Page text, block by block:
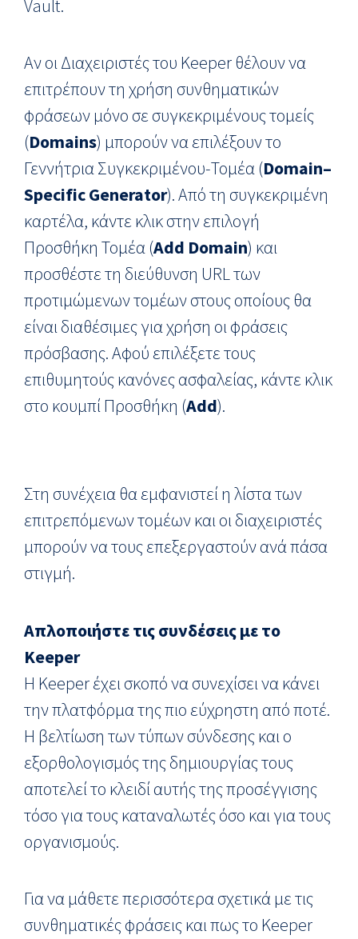
Vault.
Αν οι Διαχειριστές του Keeper θέλουν να
επιτρέπουν τη χρήση συνθηματικών
φράσεων μόνο σε συγκεκριμένους τομείς
(Domains) μπορούν να επιλέξουν το
Γεννήτρια Συγκεκριμένου-Τομέα (Domain–
SpecificGenerator). Από τη συγκεκριμένη
καρτέλα, κάντε κλικ στην επιλογή
Προσθήκη Τομέα (Add Domain) και
προσθέστε τη διεύθυνση URL των
προτιμώμενων τομέων στους οποίους θα
είναι διαθέσιμες για χρήση οι φράσεις
πρόσβασης. Αφού επιλέξετε τους
επιθυμητούς κανόνες ασφαλείας, κάντε κλικ
στο κουμπί Προσθήκη (Add).
Στη συνέχεια θα εμφανιστεί η λίστα των
επιτρεπόμενων τομέων και οι διαχειριστές
μπορούν να τους επεξεργαστούν ανά πάσα
στιγμή.
Απλοποιήστε τις συνδέσεις με το
Keeper
Η Keeper έχει σκοπό να συνεχίσει να κάνει
την πλατφόρμα της πιο εύχρηστη από ποτέ.
Η βελτίωση των τύπων σύνδεσης και ο
εξορθολογισμός της δημιουργίας τους
αποτελεί το κλειδί αυτής της προσέγγισης
τόσο για τους καταναλωτές όσο και για τους
οργανισμούς.
Για να μάθετε περισσότερα σχετικά με τις
συνθηματικές φράσεις και πως το Keeper